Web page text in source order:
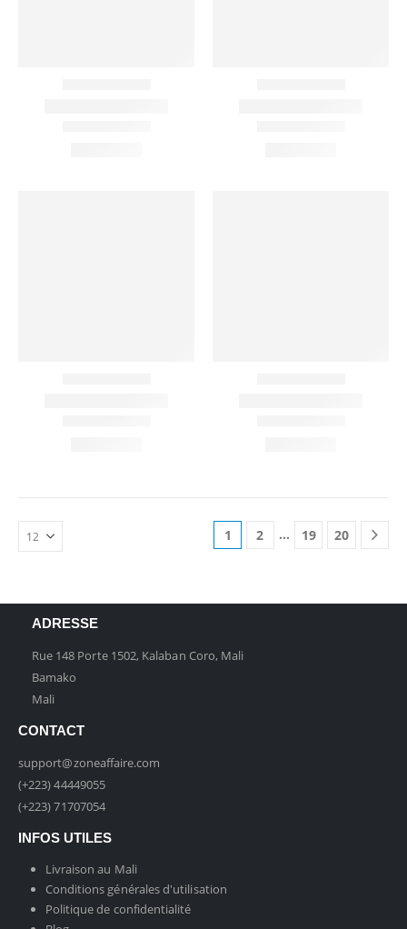
1 2 … 19 20
ADRESSE
Rue 148 Porte 1502, Kalaban Coro, Mali
Bamako
Mali
CONTACT
support@zoneaffaire.com
(+223) 44449055
(+223) 71707054
INFOS UTILES
Livraison au Mali
Conditions générales d'utilisation
Politique de confidentialité